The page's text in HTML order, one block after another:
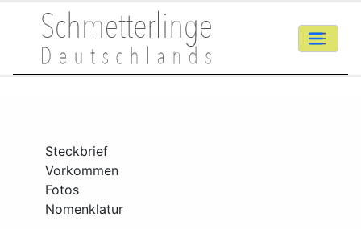
Steckbrief
Vorkommen
Fotos
Nomenklatur